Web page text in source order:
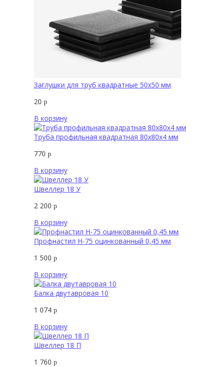
Заглушки для труб квадратные 50х50 мм
20 р
В корзину
Труба профильная квадратная 80х80х4 мм
770 р
В корзину
Швеллер 18 У
2 200 р
В корзину
Профнастил Н-75 оцинкованный 0,45 мм
1 500 р
В корзину
Балка двутавровая 10
1 074 р
В корзину
Швеллер 18 П
1 760 р